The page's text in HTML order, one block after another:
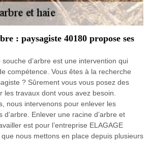
: paysagiste 40180 propose ses
souche d’arbre est une intervention qui
compétence. Vous êtes à la recherche
? Sûrement vous vous posez des
les travaux dont vous avez besoin.
nous intervenons pour enlever les
d’arbre. Enlever une racine d’arbre et
est pour l’entreprise ELAGAGE
nous mettons en place depuis plusieurs